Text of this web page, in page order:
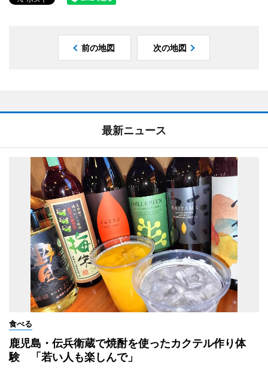
前の地図 次の地図
最新ニュース
食べる
鹿児島・伝兵衛蔵で焼酎を使ったカクテル作り体
験 「若い人も楽しんで」